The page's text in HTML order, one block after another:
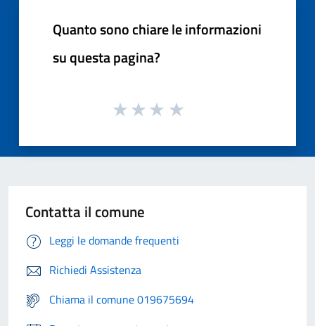
Quanto sono chiare le informazioni
su questa pagina?
Contatta il comune
Leggi le domande frequenti
Richiedi Assistenza
Chiama il comune 019675694